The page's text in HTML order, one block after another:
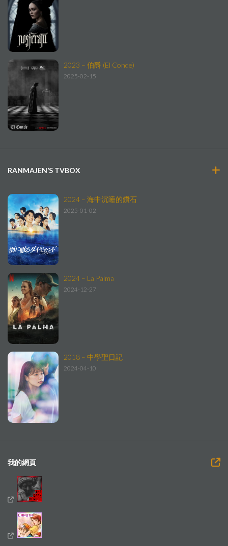
2023 – 伯爵 (El Conde)
2025-02-15
RANMAJEN’S TVBOX
2024 – 海中沉睡的鑽石
2025-01-02
2024 – La Palma
2024-12-27
2018 – 中學聖日記
2024-04-10
我的網頁